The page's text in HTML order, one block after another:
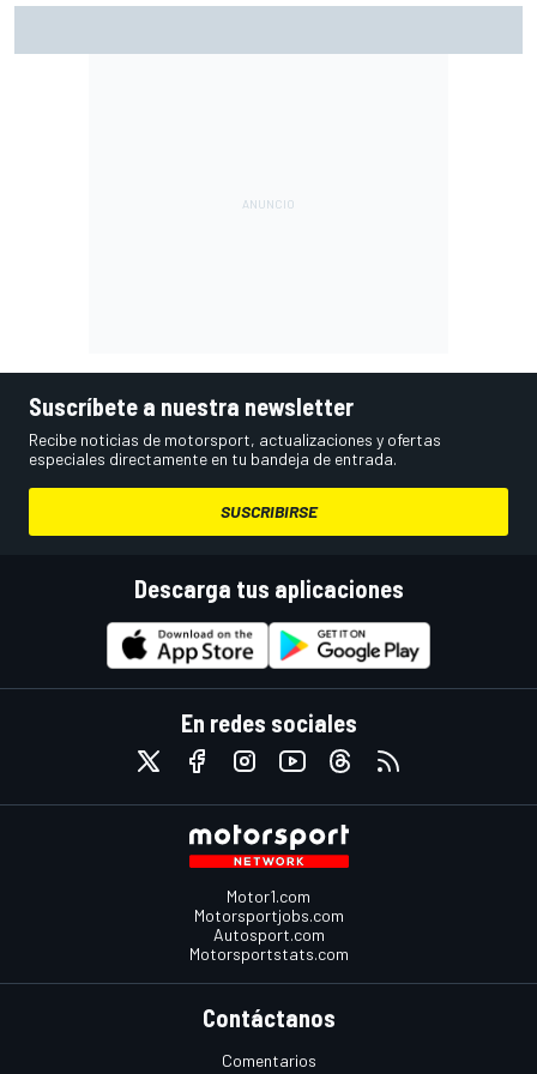
otro"
Suscríbete a nuestra newsletter
Recibe noticias de motorsport, actualizaciones y ofertas
especiales directamente en tu bandeja de entrada.
SUSCRIBIRSE
Descarga tus aplicaciones
En redes sociales
Motor1.com
Motorsportjobs.com
Autosport.com
Motorsportstats.com
Contáctanos
Comentarios